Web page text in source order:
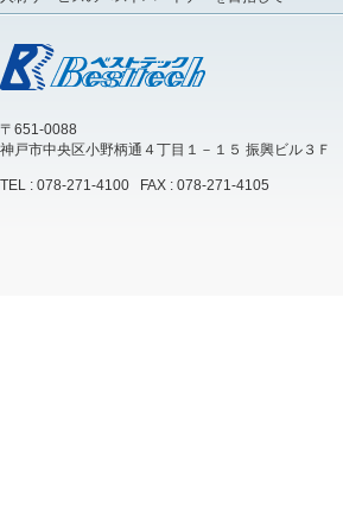
〒651-0088
神戸市中央区小野柄通４丁目１－１５ 振興ビル３Ｆ
TEL : 078-271-4100 FAX : 078-271-4105